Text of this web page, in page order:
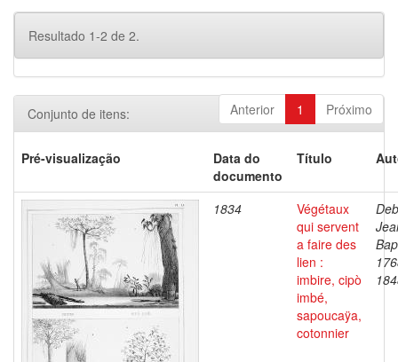
Resultado 1-2 de 2.
Anterior 1 Próximo
Conjunto de itens:
Pré-visualização
Data do
documento
Título
1834
Végétaux
qui servent
a faire des
lien :
imbire, cipò
imbé,
sapoucaÿa,
cotonnier